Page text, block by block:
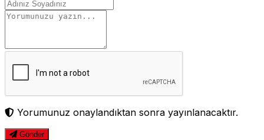
Yorumunuz onaylandıktan sonra yayınlanacaktır.
Gönder